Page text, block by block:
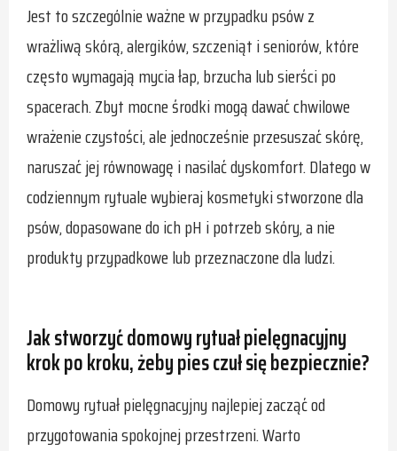
Jest to szczególnie ważne w przypadku psów z
wrażliwą skórą, alergików, szczeniąt i seniorów, które
często wymagają mycia łap, brzucha lub sierści po
spacerach. Zbyt mocne środki mogą dawać chwilowe
wrażenie czystości, ale jednocześnie przesuszać skórę,
naruszać jej równowagę i nasilać dyskomfort. Dlatego w
codziennym rytuale wybieraj kosmetyki stworzone dla
psów, dopasowane do ich pH i potrzeb skóry, a nie
produkty przypadkowe lub przeznaczone dla ludzi.
Jak stworzyć domowy rytuał pielęgnacyjny
krok po kroku, żeby pies czuł się bezpiecznie?
Domowy rytuał pielęgnacyjny najlepiej zacząć od
przygotowania spokojnej przestrzeni. Warto